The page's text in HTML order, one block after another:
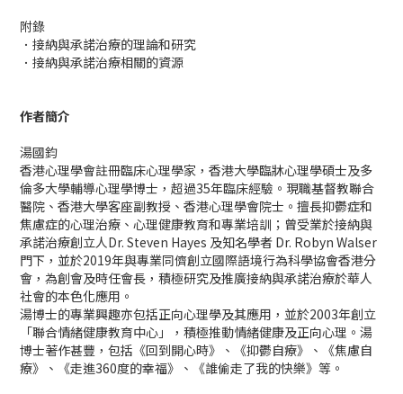
附錄
．接納與承諾治療的理論和研究
．接納與承諾治療相關的資源
作者簡介
湯國鈞
香港心理學會註冊臨床心理學家，香港大學臨牀心理學碩士及多
倫多大學輔導心理學博士，超過35年臨床經驗。現職基督教聯合
醫院、香港大學客座副教授、香港心理學會院士。擅長抑鬱症和
焦慮症的心理治療、心理健康教育和專業培訓；曾受業於接納與
承諾治療創立人Dr. Steven Hayes 及知名學者 Dr. Robyn Walser
門下，並於2019年與專業同儕創立國際語境行為科學協會香港分
會，為創會及時任會長，積極研究及推廣接納與承諾治療於華人
社會的本色化應用。
湯博士的專業興趣亦包括正向心理學及其應用，並於2003年創立
「聯合情緒健康教育中心」，積極推動情緒健康及正向心理。湯
博士著作甚豐，包括《回到開心時》、《抑鬱自療》、《焦慮自
療》、《走進360度的幸福》、《誰偷走了我的快樂》等。